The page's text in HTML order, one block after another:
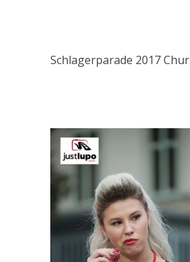
Schlagerparade 2017 Chur